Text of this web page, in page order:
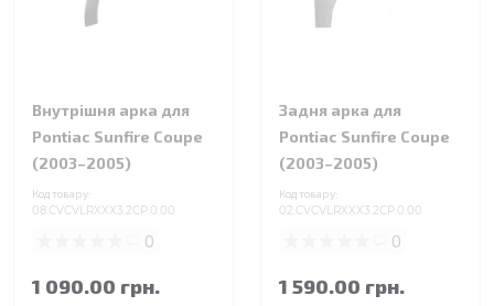
Внутрішня арка для
Pontiac Sunfire Coupe
(2003–2005)
Код товару:
08.CVCVLRXXX3.2CP.0.00
0
1 090.00 грн.
Задня арка для
Pontiac Sunfire Coupe
(2003–2005)
Код товару:
02.CVCVLRXXX3.2CP.0.00
0
1 590.00 грн.